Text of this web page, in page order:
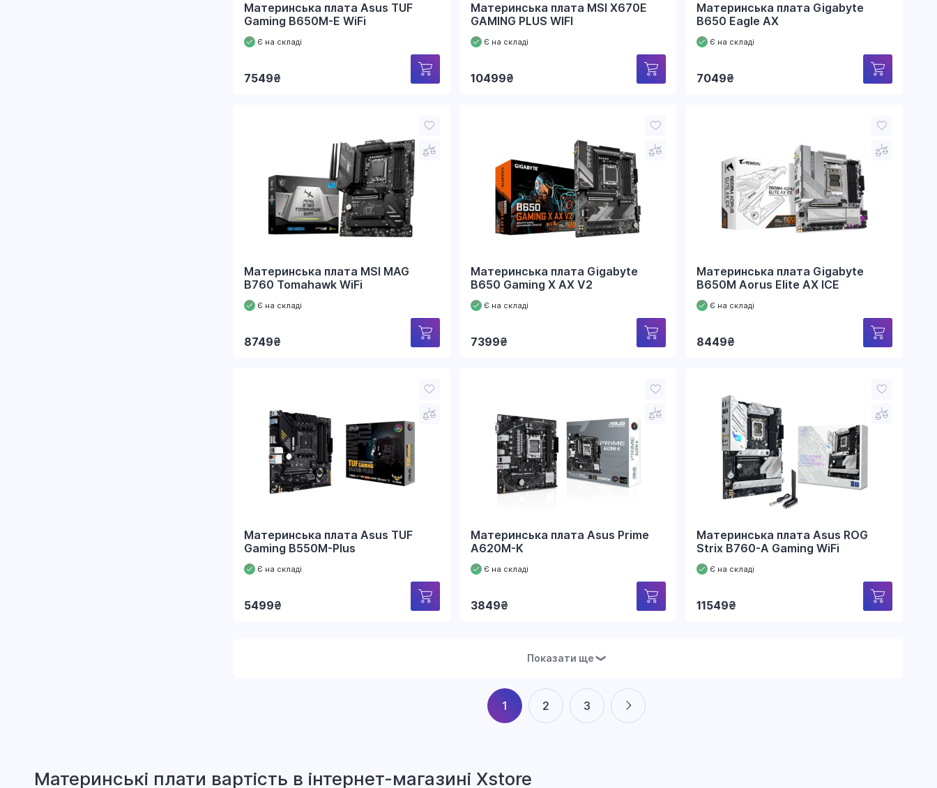
Материнська плата Asus TUF
Gaming B650M-E WiFi
Є на складі
7549₴
Материнська плата MSI X670E
GAMING PLUS WIFI
Є на складі
10499₴
Материнська плата Gigabyte
B650 Eagle AX
Є на складі
7049₴
Материнська плата MSI MAG
B760 Tomahawk WiFi
Є на складі
8749₴
Материнська плата Gigabyte
B650 Gaming X AX V2
Є на складі
7399₴
Материнська плата Gigabyte
B650M Aorus Elite AX ICE
Є на складі
8449₴
Материнська плата Asus TUF
Gaming B550M-Plus
Є на складі
5499₴
Материнська плата Asus Prime
A620M-K
Є на складі
3849₴
Материнська плата Asus ROG
Strix B760-A Gaming WiFi
Є на складі
11549₴
Показати ще ❯
1 2 3
Материнські плати вapтіcть в інтернет-магазині Xstore